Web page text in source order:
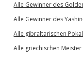
Alle Gewinner des
Alle Gewinner des
Alle gibraltarischen
Alle griechischen Meister